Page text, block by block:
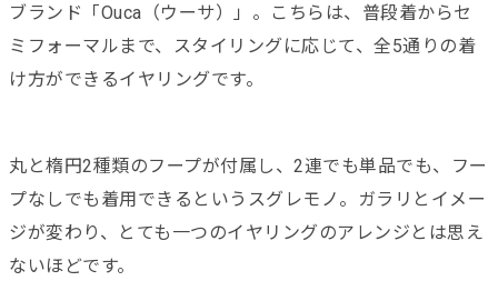
ブランド
「Ouca（ウーサ）」。こちらは、 普段着からセ
ミフォーマルまで、スタイリングに応じて、 全5通りの着
け方ができるイヤリングです。
丸と楕円2種類のフープが付属し、2連でも単品でも、
フー
プなしでも着用できるというスグレモノ。
ガラリとイメー
ジが変わり、とても一つのイヤリングのアレンジとは思え
ないほどです。